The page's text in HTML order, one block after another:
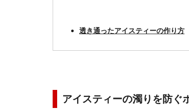
透き通ったアイスティーの作り方
アイスティーの濁りを防ぐ